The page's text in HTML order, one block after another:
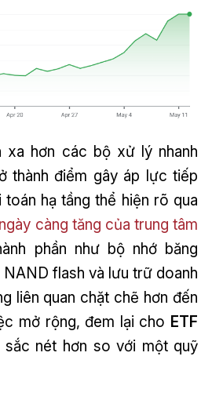
xa hơn các bộ xử lý nhanh
thành điểm gây áp lực tiếp
hạ tầng thể hiện rõ qua
càng tăng của trung tâm
phần như bộ nhớ băng
flash và lưu trữ doanh
liên quan chặt chẽ hơn đến
mở rộng, đem lại cho ETF
nét hơn so với một quỹ